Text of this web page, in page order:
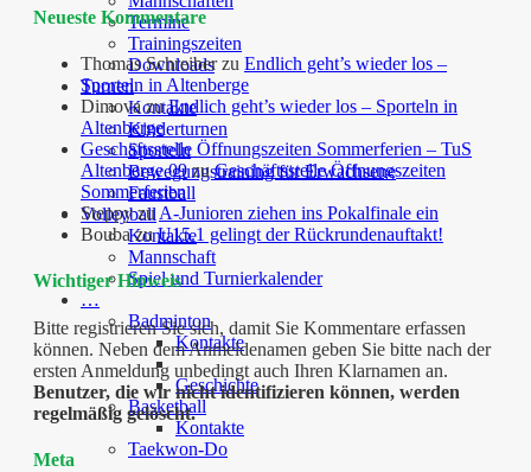
Termine
Trainingszeiten
Downloads
Turnen
Kontakte
Kinderturnen
Sporteln
Bewegungstraining für Erwachsene
Faustball
Volleyball
Kontakte
Mannschaft
Spiel und Turnierkalender
…
Badminton
Kontakte
Geschichte
Basketball
Kontakte
Taekwon-Do
Neueste Kommentare
Thomas Schreiberzu Endlich geht’s wieder los –
Sporteln in Altenberge
DimovazuEndlich geht’s wieder los – Sporteln in
Altenberge
Geschäftsstelle Öffnungszeiten Sommerferien – TuS
Altenberge 09zuGeschäftsstelle Öffnungszeiten
Sommerferien
Steppyzu A-Junioren ziehen ins Pokalfinale ein
BoubazuU15.1 gelingt der Rückrundenauftakt!
Wichtiger Hinweis
Bitte registrieren Sie sich, damit Sie Kommentare erfassen
können. Neben dem Anmeldenamen geben Sie bitte nach der
ersten Anmeldung unbedingt auch Ihren Klarnamen an.
Benutzer, die wir nicht identifizieren können, werden
regelmäßig gelöscht.
Meta